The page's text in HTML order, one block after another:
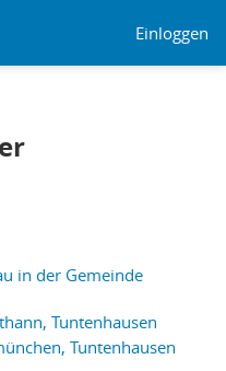
Einloggen
in der Gemeinde
Tuntenhausen
Tuntenhausen